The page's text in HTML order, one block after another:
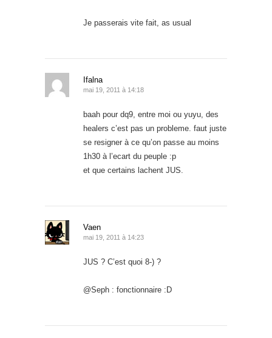
Je passerais vite fait, as usual
Ifalna
mai 19, 2011 à 14:18
baah pour dq9, entre moi ou yuyu, des
healers c’est pas un probleme. faut juste
se resigner à ce qu’on passe au moins
1h30 à l’ecart du peuple :p
et que certains lachent JUS.
Vaen
mai 19, 2011 à 14:23
JUS ? C’est quoi 8-) ?
@Seph : fonctionnaire :D